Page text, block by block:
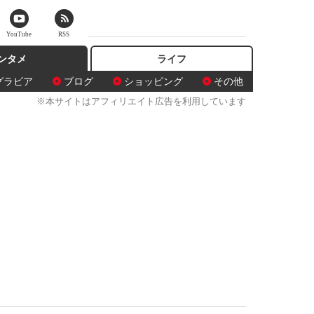
タメ
ラビア ブログ ショッピング その他
ライフ
※本サイトはアフィリエイト広告を利用しています
YouTube RSS